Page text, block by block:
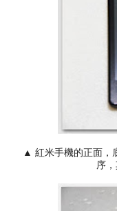
▲ 紅米手機的正面，
序